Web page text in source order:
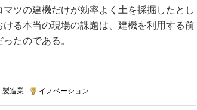
ツの建機だけが効率よく土を採掘したとし
る本当の現場の課題は、建機を利用する前
たのである。
製造業 イノベーション